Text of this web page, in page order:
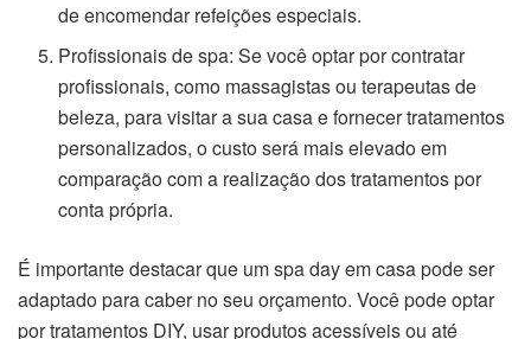
de encomendar refeições especiais.
Profissionais de spa: Se você optar por contratar
profissionais, como massagistas ou terapeutas de
beleza, para visitar a sua casa e fornecer tratamentos
personalizados, o custo será mais elevado em
comparação com a realização dos tratamentos por
conta própria.
É importante destacar que um spa day em casa pode ser
adaptado para caber no seu orçamento. Você pode optar
por tratamentos DIY, usar produtos acessíveis ou até